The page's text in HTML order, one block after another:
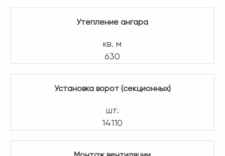
Утепление ангара
кв. м
630
Установка ворот (секционных)
шт.
14110